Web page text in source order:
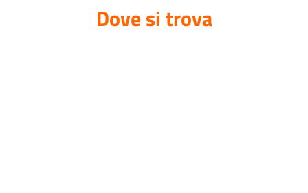
Dove si trova